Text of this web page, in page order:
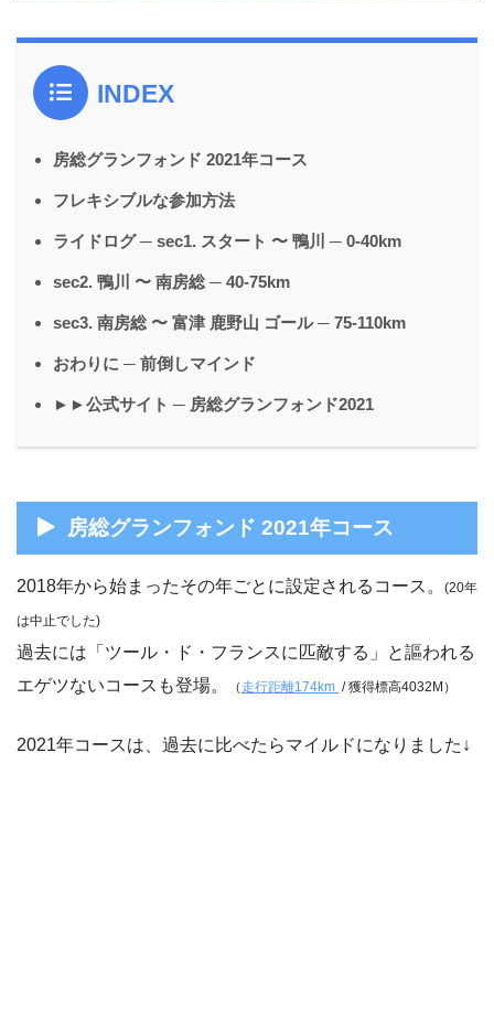
INDEX
房総グランフォンド 2021年コース
フレキシブルな参加方法
ライドログ ─ sec1. スタート 〜 鴨川 ─ 0-40km
sec2. 鴨川 〜 南房総 ─ 40-75km
sec3. 南房総 〜 富津 鹿野山 ゴール ─ 75-110km
おわりに ─ 前倒しマインド
►►公式サイト ─ 房総グランフォンド2021
房総グランフォンド 2021年コース
2018年から始まったその年ごとに設定されるコース。 (20年
は中止でした)
過去には「ツール・ド・フランスに匹敵する」と謳われる
エゲツないコースも登場。
（ 走行距離174km /獲得標高4032M）
2021年コースは、過去に比べたらマイルドになりました↓